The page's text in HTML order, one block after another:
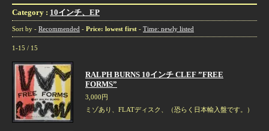
Category : 10インチ、EP
Sort by - Recommended - Price: lowest first - Time: newly listed
1-15 / 15
RALPH BURNS 10インチ CLEF ”FREE
FORMS”
3,000円
ミゾあり、FLATディスク、（恐らく日本輸入盤です。）